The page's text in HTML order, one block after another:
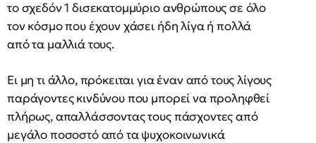
το σχεδόν 1 δισεκατομμύριο ανθρώπους σε όλο
τον κόσμο που έχουν χάσει ήδη λίγα ή πολλά
από τα μαλλιά τους.
Ει μη τι άλλο, πρόκειται για έναν από τους λίγους
παράγοντες κινδύνου που μπορεί να προληφθεί
πλήρως, απαλλάσσοντας τους πάσχοντες από
μεγάλο ποσοστό από τα ψυχοκοινωνικά